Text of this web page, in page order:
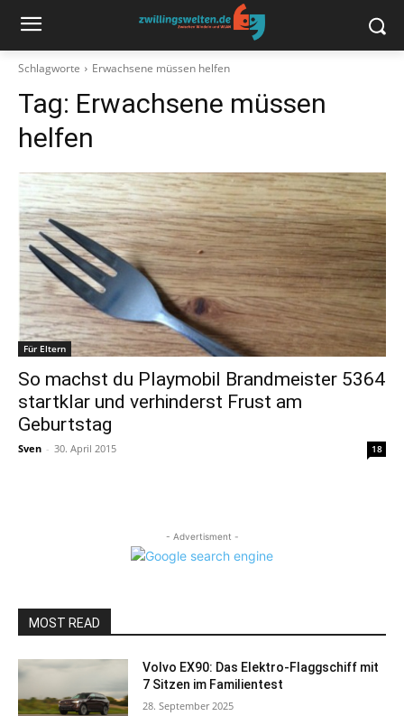
Schlagworte Erwachsene müssen helfen
Tag: Erwachsene müssen
helfen
Für Eltern
So machst du Playmobil Brandmeister 5364
startklar und verhinderst Frust am
Geburtstag
Sven - 30. April 2015 18
- Advertisment -
MOST READ
Volvo EX90: Das Elektro-Flaggschiff mit
7 Sitzen im Familientest
28. September 2025